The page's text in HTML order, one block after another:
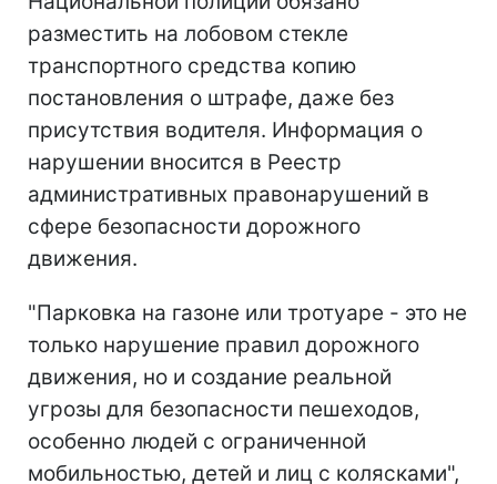
разместить на лобовом стекле
транспортного средства копию
постановления о штрафе, даже без
присутствия водителя. Информация о
нарушении вносится в Реестр
административных правонарушений в
сфере безопасности дорожного
движения.
"Парковка на газоне или тротуаре - это не
только нарушение правил дорожного
движения, но и создание реальной
угрозы для безопасности пешеходов,
особенно людей с ограниченной
мобильностью, детей и лиц с колясками",